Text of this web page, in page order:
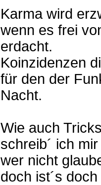
Karma wird
wenn es frei
erdacht.
Koinzidenzen
für den der
Nacht.
Wie auch
schreib´ ich
wer nicht
doch ist´s